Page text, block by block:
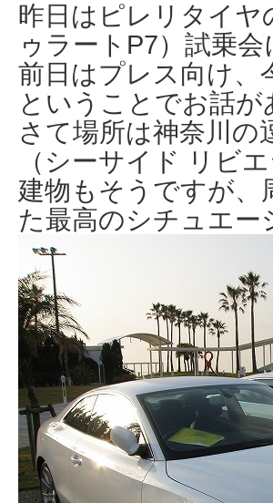
昨日はピレリタイヤ
ゥラートP7）試乗
前日はプレス向け、
ということでお話
さて場所は神奈川の
（シーサイド リビエ
建物もそうですが、
た最高のシチュエー